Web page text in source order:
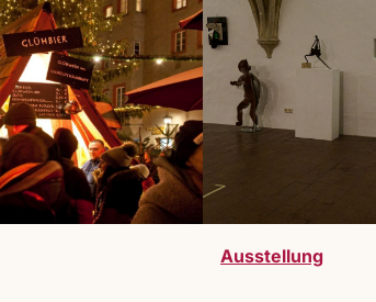
Ausstellung